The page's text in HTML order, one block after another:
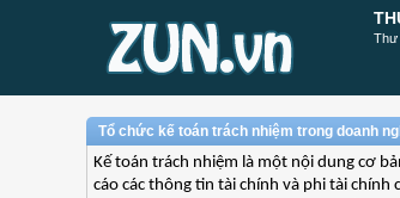
Thư
Tổ chức kế toán trách nhiệm trong doanh
Kế toán trách nhiệm là một nội dung cơ
cáo các thông tin tài chính và phi tài